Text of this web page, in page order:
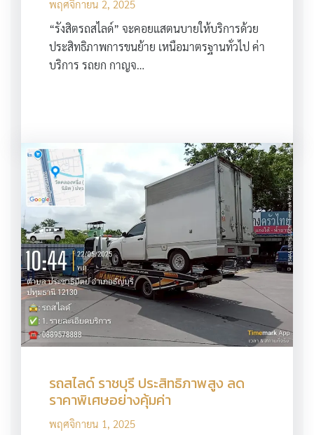
พฤศจิกายน 2, 2025
“รังสิตรถสไลด์” จะคอยแสตนบายให้บริการด้วย
ประสิทธิภาพการขนย้าย เหนือมาตรฐานทั่วไป ค่า
บริการ รถยก กาญจ…
รถสไลด์ ราชบุรี ประสิทธิภาพสูง ลด
ราคาพิเศษอย่างคุ้มค่า
พฤศจิกายน 1, 2025